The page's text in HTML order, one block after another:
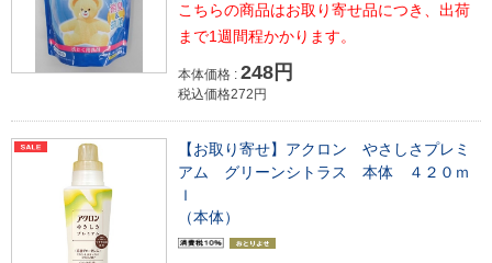
こちらの商品はお取り寄せ品につき、出荷
まで1週間程かかります。
本体価格 : 248円
税込価格272円
【お取り寄せ】アクロン やさしさプレミ
アム グリーンシトラス 本体 ４２０ｍ
ｌ
（本体）